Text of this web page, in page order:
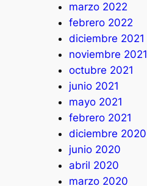
marzo 2022
febrero 2022
diciembre 2021
noviembre 2021
octubre 2021
junio 2021
mayo 2021
febrero 2021
diciembre 2020
junio 2020
abril 2020
marzo 2020